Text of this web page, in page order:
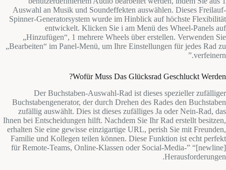
Auswahl an Musik und Soundeffekten auswählen. Dieses Freilauf-
Spinner-Generatorsystem wurde im Hinblick auf höchste Flexibilität
entwickelt. Klicken Sie i am Menü des Wheel-Panels auf
„Hinzufügen“, 1 mehrere Wheels über erstellen. Verwenden Sie
„Bearbeiten“ im Panel-Menü, um Ihre Einstellungen für jedes Rad zu
verfeinern.”
Wofür Muss Das Glücksrad Geschluckt Werden?
Der Buchstaben-Auswahl-Rad ist dieses spezieller zufälliger
Buchstabengenerator, der durch Drehen des Rades den Buchstaben
zufällig auswählt. Dies ist dieses zufälliges Ja oder Nein-Rad, das
Ihnen bei Entscheidungen hilft. Nachdem Sie Ihr Rad erstellt besitzen,
erhalten Sie eine gewisse einzigartige URL, perish Sie mit Freunden,
Familie und Kollegen teilen können. Diese Funktion ist echt perfekt
für Remote-Teams, Online-Klassen oder Social-Media-” “[newline]
Herausforderungen.